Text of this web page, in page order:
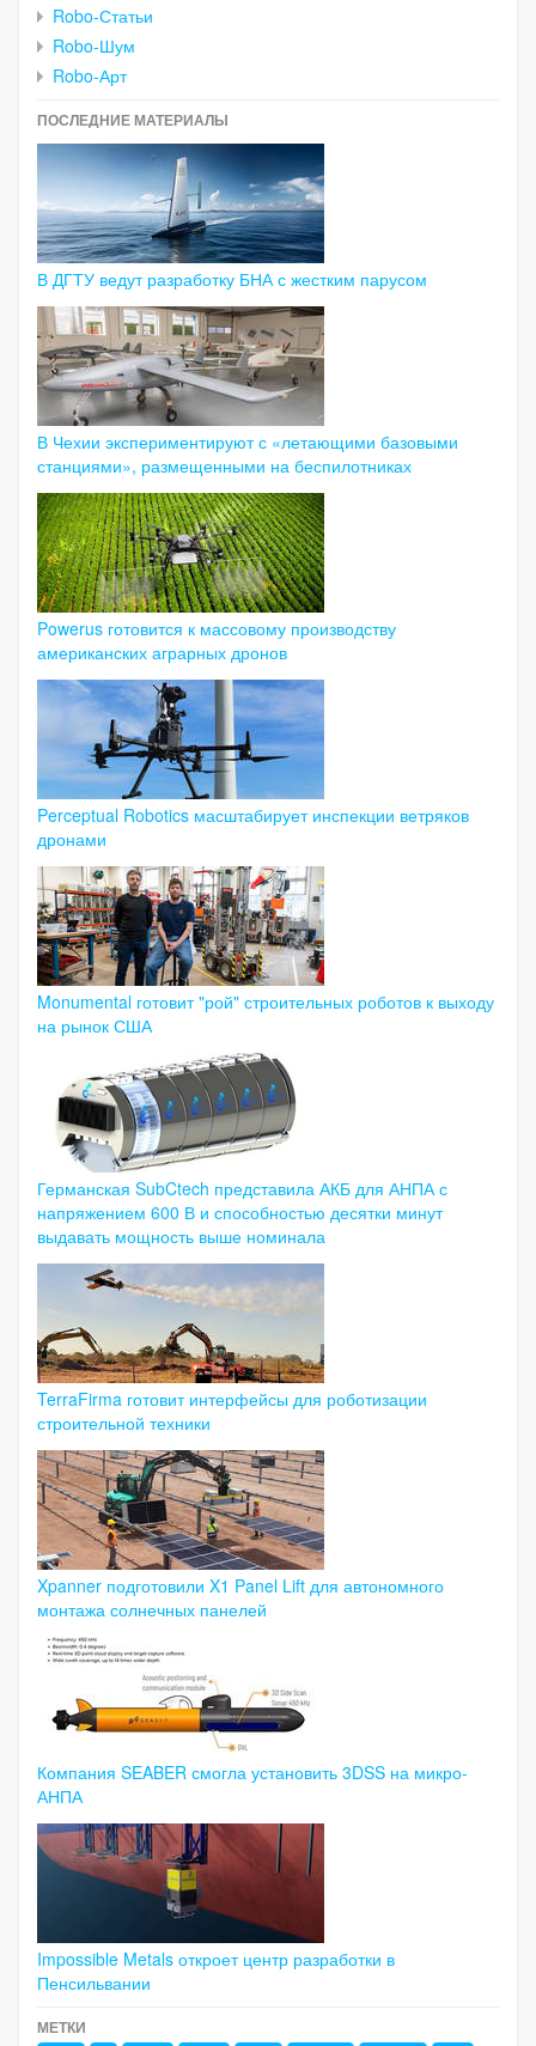
Robo-Статьи
Robo-Шум
Robo-Арт
ПОСЛЕДНИЕ МАТЕРИАЛЫ
В ДГТУ ведут разработку БНА с жестким парусом
В Чехии экспериментируют с «летающими базовыми
станциями», размещенными на беспилотниках
Powerus готовится к массовому производству
американских аграрных дронов
Perceptual Robotics масштабирует инспекции ветряков
дронами
Monumental готовит "рой" строительных роботов к выходу
на рынок США
Германская SubCtech представила АКБ для АНПА с
напряжением 600 В и способностью десятки минут
выдавать мощность выше номинала
TerraFirma готовит интерфейсы для роботизации
строительной техники
Xpanner подготовили X1 Panel Lift для автономного
монтажа солнечных панелей
Компания SEABER смогла установить 3DSS на микро-
АНПА
Impossible Metals откроет центр разработки в
Пенсильвании
МЕТКИ